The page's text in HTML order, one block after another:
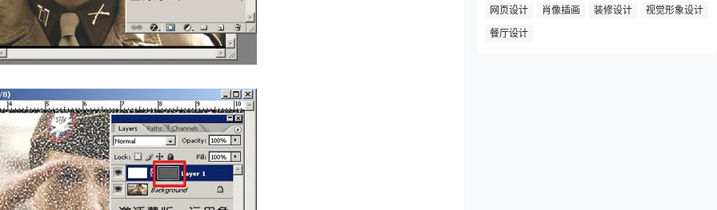
网页设计
肖像插画 装修设计
视觉形象设计
餐厅设计